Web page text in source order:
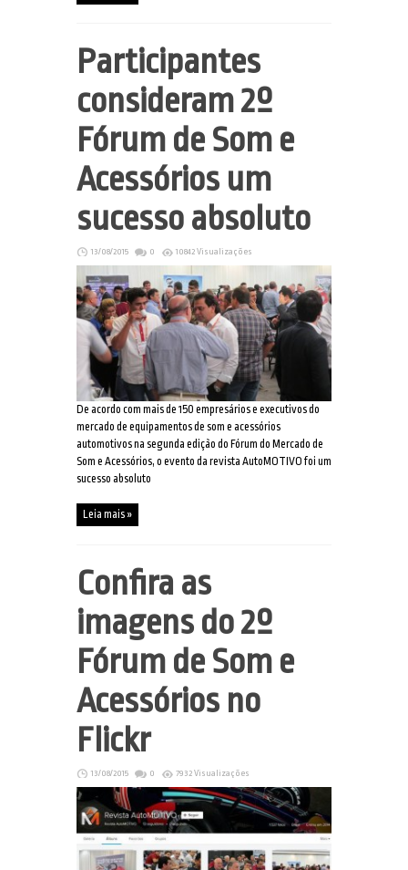
Participantes
consideram 2º
Fórum de Som e
Acessórios um
sucesso absoluto
13/08/2015 0 10842 Visualizações
De acordo com mais de 150 empresários e executivos do
mercado de equipamentos de som e acessórios
automotivos na segunda edição do Fórum do Mercado de
Som e Acessórios, o evento da revista AutoMOTIVO foi um
sucesso absoluto
Leia mais »
Confira as
imagens do 2º
Fórum de Som e
Acessórios no
Flickr
13/08/2015 0 7932 Visualizações